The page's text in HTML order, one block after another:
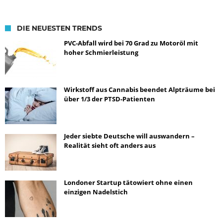
DIE NEUESTEN TRENDS
PVC-Abfall wird bei 70 Grad zu Motoröl mit
hoher Schmierleistung
Wirkstoff aus Cannabis beendet Alpträume bei
über 1/3 der PTSD-Patienten
Jeder siebte Deutsche will auswandern –
Realität sieht oft anders aus
Londoner Startup tätowiert ohne einen
einzigen Nadelstich